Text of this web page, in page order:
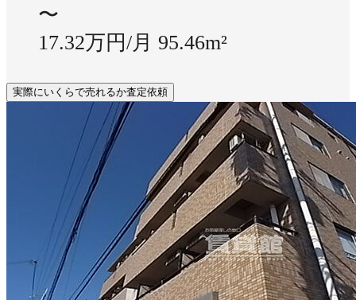
〜
17.32万円/月 95.46m²
実際にいくらで売れるか査定依頼